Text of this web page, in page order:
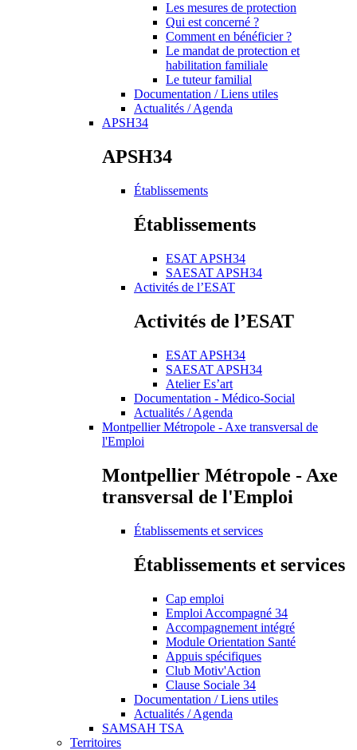
Les mesures de protection
Qui est concerné ?
Comment en bénéficier ?
Le mandat de protection et
habilitation familiale
Le tuteur familial
Documentation / Liens utiles
Actualités / Agenda
APSH34
APSH34
Établissements
Établissements
ESAT APSH34
SAESAT APSH34
Activités de l’ESAT
Activités de l’ESAT
ESAT APSH34
SAESAT APSH34
Atelier Es’art
Documentation - Médico-Social
Actualités / Agenda
Montpellier Métropole - Axe transversal de
l'Emploi
Montpellier Métropole - Axe
transversal de l'Emploi
Établissements et services
Établissements et services
Cap emploi
Emploi Accompagné 34
Accompagnement intégré
Module Orientation Santé
Appuis spécifiques
Club Motiv'Action
Clause Sociale 34
Documentation / Liens utiles
Actualités / Agenda
SAMSAH TSA
Territoires